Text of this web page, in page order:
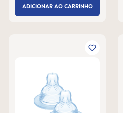
ADICIONAR AO CARRINHO